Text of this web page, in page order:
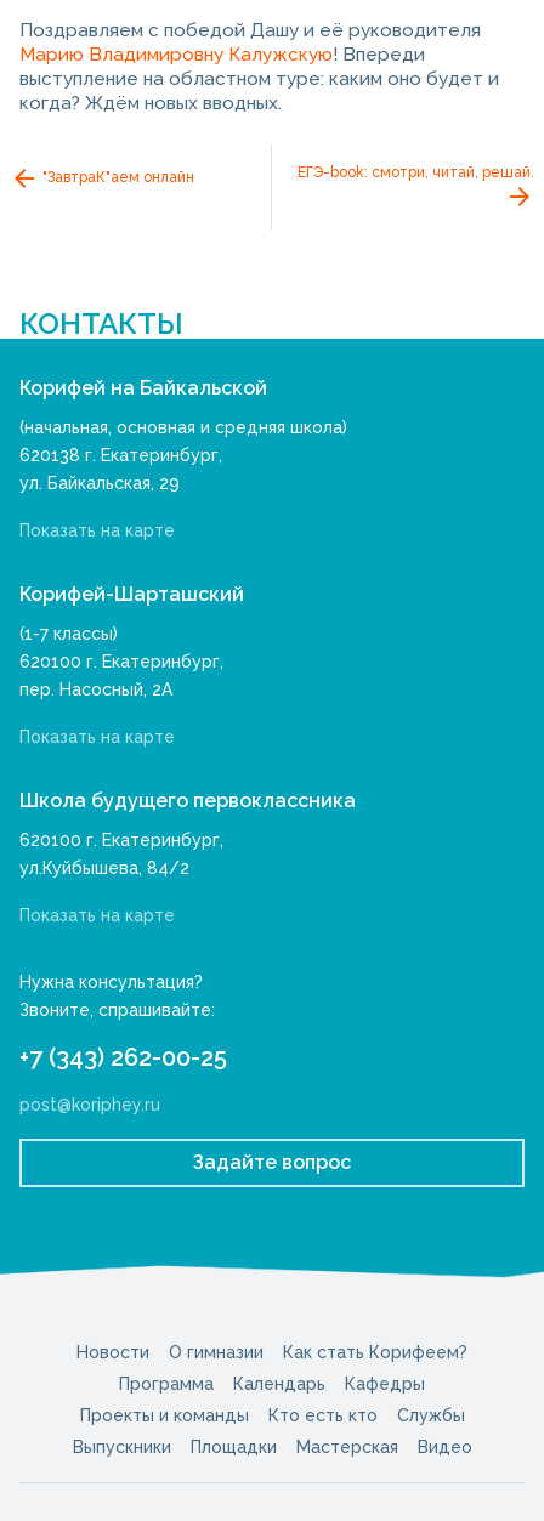
Поздравляем с победой Дашу и её руководителя
Марию Владимировну Калужскую! Впереди
выступление на областном туре: каким оно будет и
когда? Ждём новых вводных.
"ЗавтраК"аем онлайн ЕГЭ-book: смотри, читай, решай.
КОНТАКТЫ
Корифей на Байкальской
(начальная, основная и средняя школа)
620138 г. Екатеринбург,
ул. Байкальская, 29
Показать на карте
Корифей-Шарташский
(1-7 классы)
620100 г. Екатеринбург,
пер. Насосный, 2А
Показать на карте
Школа будущего первоклассника
620100 г. Екатеринбург,
ул.Куйбышева, 84/2
Показать на карте
Нужна консультация?
Звоните, спрашивайте:
+7 (343) 262-00-25
post@koriphey.ru
Задайте вопрос
Новости О гимназии
Как стать Корифеем?
Программа
Календарь
Кафедры
Проекты и команды
Кто есть кто
Службы
Выпускники
Площадки Мастерская Видео